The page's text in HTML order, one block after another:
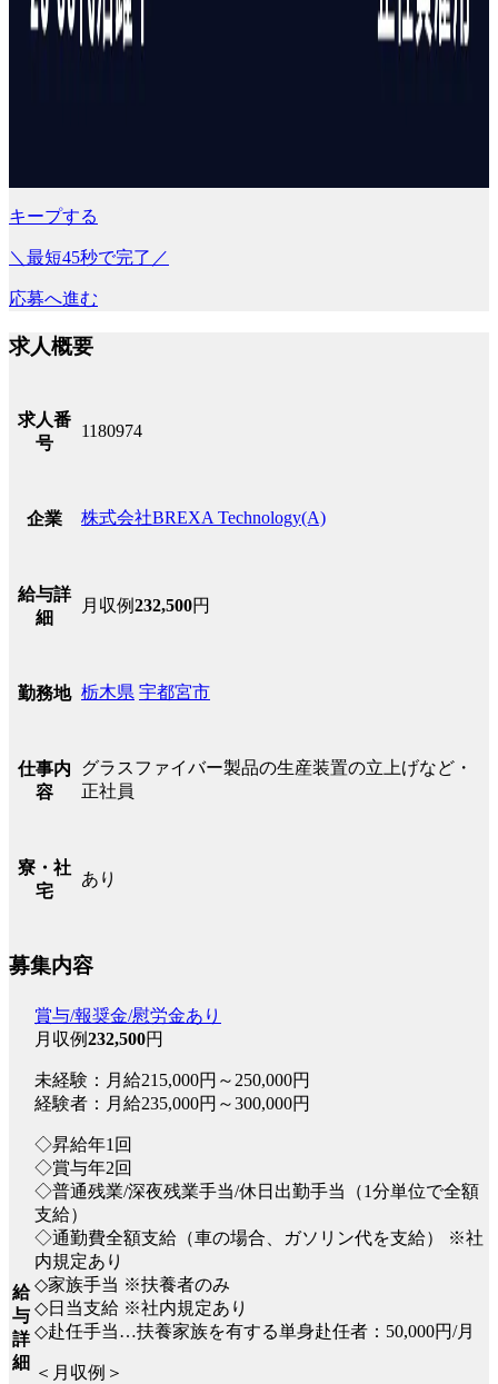
キープする
＼最短45秒で完了／
応募へ進む
求人概要
求人番
号
1180974
企業 株式会社BREXA Technology(A)
給与詳
細
月収例232,500円
勤務地 栃木県 宇都宮市
仕事内
容
グラスファイバー製品の生産装置の立上げなど・
正社員
寮・社
宅
あり
募集内容
給
与
詳
細
賞与/報奨金/慰労金あり
月収例232,500円
未経験：月給215,000円～250,000円
経験者：月給235,000円～300,000円
◇昇給年1回
◇賞与年2回
◇普通残業/深夜残業手当/休日出勤手当（1分単位で全額
支給）
◇通勤費全額支給（車の場合、ガソリン代を支給） ※社
内規定あり
◇家族手当 ※扶養者のみ
◇日当支給 ※社内規定あり
◇赴任手当…扶養家族を有する単身赴任者：50,000円/月
＜月収例＞